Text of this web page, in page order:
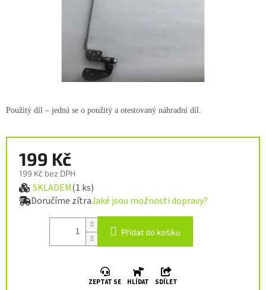
199 Kč
199 Kč bez DPH
Měrná cena:
SKLADEM(1 ks)
Doručíme zítraJaké jsou možnosti dopravy?
Přidat do košíku
ZEPTAT SE HLÍDAT SDÍLET
Použitý díl – jedná se o použitý a otestovaný náhradní díl.